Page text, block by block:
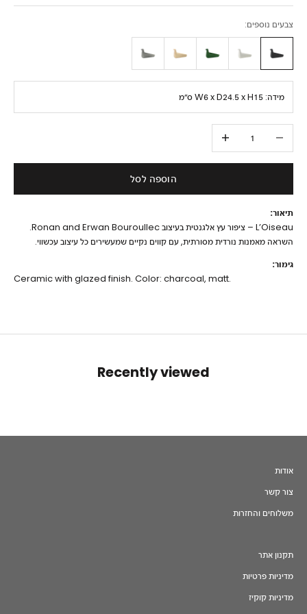
צבעים נוספים:
מידה: W6 x D24.5 x H15 ס״מ
הגדלת הכמות
הוספה לסל
תיאור:
L’Oiseau – ציפור עץ אלגנטית בעיצוב Ronan and Erwan Bouroullec.
השראה מאמנות נורדית מסורתית, עם קווים נקיים שמעשירים כל עיצוב עכשווי.
גימור:
Ceramic with glazed finish. Color: charcoal, matt.
Recently viewed
אודות
צור קשר
משלוחים והחזרות
תקנון אתר
מדיניות פרטיות
מדיניות קוקיז